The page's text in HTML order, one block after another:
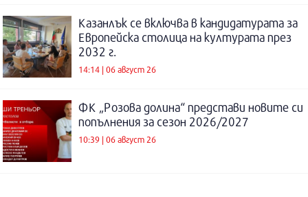
Казанлък се включва в кандидатурата за
Европейска столица на културата през
2032 г.
14:14 | 06 август 26
ФК „Розова долина“ представи новите си
попълнения за сезон 2026/2027
10:39 | 06 август 26